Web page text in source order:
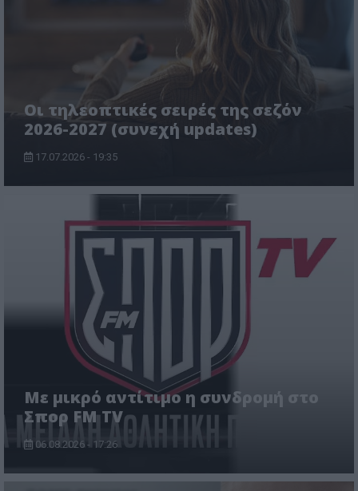
Οι τηλεοπτικές σειρές της σεζόν
2026-2027 (συνεχή updates)
17.07.2026 - 19:35
Με μικρό αντίτιμο η συνδρομή στο
Σπορ FM TV
06.08.2026 - 17:26